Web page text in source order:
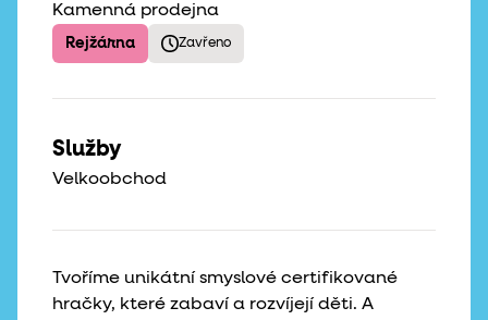
Tvoříme unikátní smyslové certifikované
hračky, které zabaví a rozvíjejí děti. A
Kamenná prodejna
Rejžárna Zavřeno
Služby
Velkoobchod